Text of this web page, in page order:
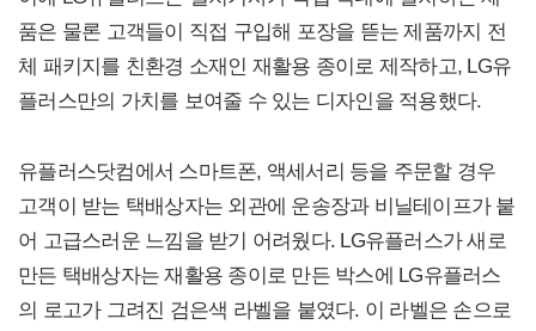
품은 물론 고객들이 직접 구입해 포장을 뜯는 제품까지 전
체 패키지를 친환경 소재인 재활용 종이로 제작하고, LG유
플러스만의 가치를 보여줄 수 있는 디자인을 적용했다.
유플러스닷컴에서 스마트폰, 액세서리 등을 주문할 경우
고객이 받는 택배상자는 외관에 운송장과 비닐테이프가 붙
어 고급스러운 느낌을 받기 어려웠다. LG유플러스가 새로
만든 택배상자는 재활용 종이로 만든 박스에 LG유플러스
의 로고가 그려진 검은색 라벨을 붙였다. 이 라벨은 손으로